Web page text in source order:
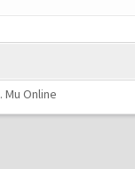
. Mu Online